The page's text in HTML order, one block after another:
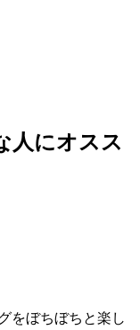
人にオスス
をぼちぼちと楽し